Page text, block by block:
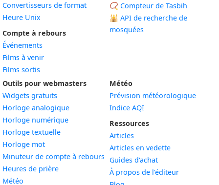
Convertisseurs de format
Heure Unix
Compte à rebours
Événements
Films à venir
Films sortis
📿 Compteur de Tasbih
🕌 API de recherche de
mosquées
Outils pour webmasters
Widgets gratuits
Horloge analogiqueWidget
Horloge numériqueWidget
Horloge textuelleWidget
Horloge motWidget
Minuteur de compte à rebours Widget
Heures de prièreWidget
Météo
Météo
Prévision météorologique
Indice AQI
Ressources
Articles
Articles en vedette
Guides d'achat
À propos de l'éditeur